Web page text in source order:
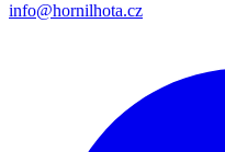
info@hornilhota.cz